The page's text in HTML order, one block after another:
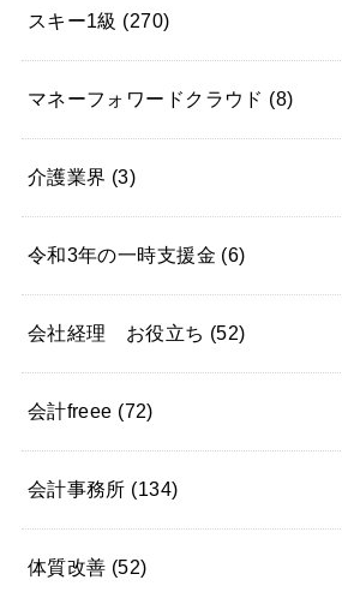
スキー1級 (270)
マネーフォワードクラウド (8)
介護業界 (3)
令和3年の一時支援金 (6)
会社経理 お役立ち (52)
会計freee (72)
会計事務所 (134)
体質改善 (52)